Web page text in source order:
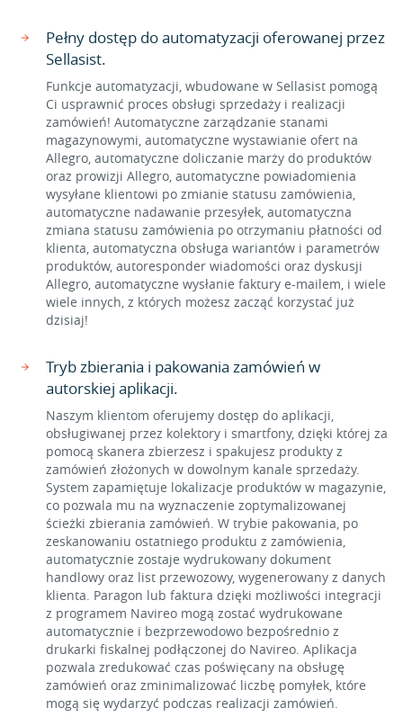
Pełny dostęp do automatyzacji oferowanej przez
Sellasist.
Funkcje automatyzacji, wbudowane w Sellasist pomogą
Ci usprawnić proces obsługi sprzedaży i realizacji
zamówień! Automatyczne zarządzanie stanami
magazynowymi, automatyczne wystawianie ofert na
Allegro, automatyczne doliczanie marży do produktów
oraz prowizji Allegro, automatyczne powiadomienia
wysyłane klientowi po zmianie statusu zamówienia,
automatyczne nadawanie przesyłek, automatyczna
zmiana statusu zamówienia po otrzymaniu płatności od
klienta, automatyczna obsługa wariantów i parametrów
produktów, autoresponder wiadomości oraz dyskusji
Allegro, automatyczne wysłanie faktury e-mailem, i wiele
wiele innych, z których możesz zacząć korzystać już
dzisiaj!
Tryb zbierania i pakowania zamówień w
autorskiej aplikacji.
Naszym klientom oferujemy dostęp do aplikacji,
obsługiwanej przez kolektory i smartfony, dzięki której za
pomocą skanera zbierzesz i spakujesz produkty z
zamówień złożonych w dowolnym kanale sprzedaży.
System zapamiętuje lokalizacje produktów w magazynie,
co pozwala mu na wyznaczenie zoptymalizowanej
ścieżki zbierania zamówień. W trybie pakowania, po
zeskanowaniu ostatniego produktu z zamówienia,
automatycznie zostaje wydrukowany dokument
handlowy oraz list przewozowy, wygenerowany z danych
klienta. Paragon lub faktura dzięki możliwości integracji
z programem Navireo mogą zostać wydrukowane
automatycznie i bezprzewodowo bezpośrednio z
drukarki fiskalnej podłączonej do Navireo. Aplikacja
pozwala zredukować czas poświęcany na obsługę
zamówień oraz zminimalizować liczbę pomyłek, które
mogą się wydarzyć podczas realizacji zamówień.